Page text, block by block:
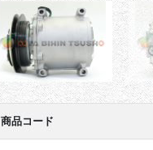
商品コード